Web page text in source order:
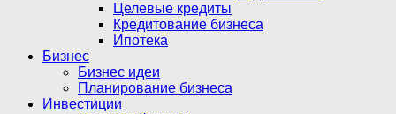
Целевые кредиты
Кредитование бизнеса
Ипотека
Бизнес
Бизнес идеи
Планирование бизнеса
Инвестиции